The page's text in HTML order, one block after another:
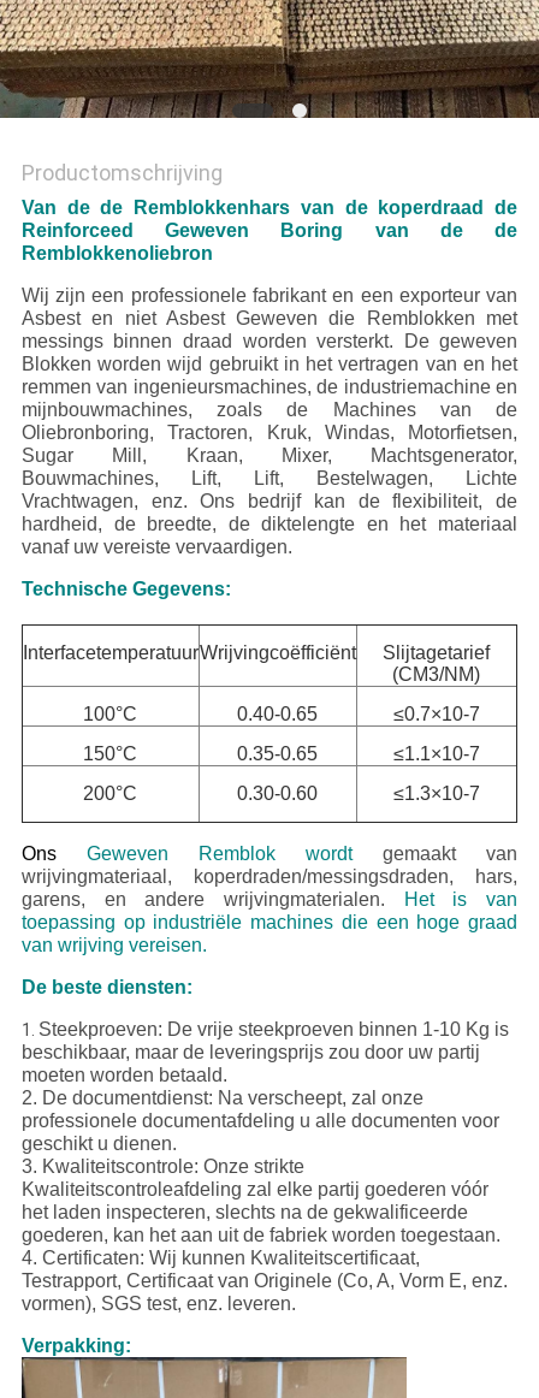
Productomschrijving
Van de de Remblokkenhars van de koperdraad de
Reinforceed Geweven Boring van de de
Remblokkenoliebron
Wij zijn een professionele fabrikant en een exporteur van
Asbest en niet Asbest Geweven die Remblokken met
messings binnen draad worden versterkt. De geweven
Blokken worden wijd gebruikt in het vertragen van en het
remmen van ingenieursmachines, de industriemachine en
mijnbouwmachines, zoals de Machines van de
Oliebronboring, Tractoren, Kruk, Windas, Motorfietsen,
Sugar Mill, Kraan, Mixer, Machtsgenerator,
Bouwmachines, Lift, Lift, Bestelwagen, Lichte
Vrachtwagen, enz.
Ons bedrijf kan de flexibiliteit, de
hardheid, de breedte, de diktelengte en het materiaal
vanaf uw vereiste vervaardigen.
Technische Gegevens:
InterfacetemperatuurWrijvingcoëfficiënt
Slijtagetarief
(CM3/NM)
100°C
0.40-0.65
≤0.7×10-7
150°C
0.35-0.65
≤1.1×10-7
200°C
0.30-0.60 ≤1.3×10-7
Ons Geweven Remblok wordtgemaakt van
wrijvingmateriaal, koperdraden/messingsdraden, hars,
garens, en andere wrijvingmaterialen.
Het is van
toepassing op industriële machines die een hoge graad
van wrijving vereisen.
De beste diensten:
1. Steekproeven: De vrije steekproeven binnen 1-10 Kg is
beschikbaar, maar de leveringsprijs zou door uw partij
moeten worden betaald.
2. De documentdienst: Na verscheept, zal onze
professionele documentafdeling u alle documenten voor
geschikt u dienen.
3. Kwaliteitscontrole: Onze strikte
Kwaliteitscontroleafdeling zal elke partij goederen vóór
het laden inspecteren, slechts na de gekwalificeerde
goederen, kan het aan uit de fabriek worden toegestaan.
4. Certificaten: Wij kunnen Kwaliteitscertificaat,
Testrapport, Certificaat van Originele (Co, A, Vorm E, enz.
vormen), SGS test, enz. leveren.
Verpakking: